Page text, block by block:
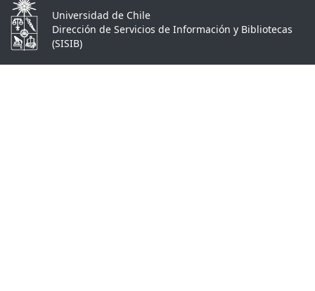
Universidad de Chile
Dirección de Servicios de Información y Bibliotecas
(SISIB)